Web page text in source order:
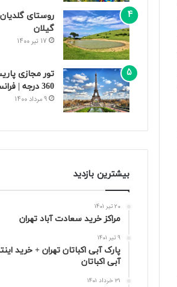
روستای
گیلان
17 تیر 1400
تور مجازی
360 درجه | فرانسه
9 مرداد 1400
بیشترین بازدید
20 تیر 1401
مراکز خرید سعادت‌ آباد تهران
9 تیر 1401
پارک آبی اکباتان تهران + خرید
آبی اکباتان
31 خرداد 1401